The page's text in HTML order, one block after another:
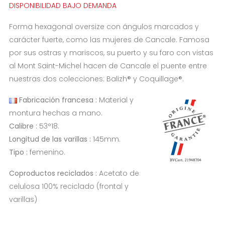
DISPONIBILIDAD BAJO DEMANDA
Forma hexagonal oversize con ángulos marcados y
carácter fuerte, como las mujeres de Cancale. Famosa
por sus ostras y mariscos, su puerto y su faro con vistas
al Mont Saint-Michel hacen de Cancale el puente entre
nuestras dos colecciones: Balizh® y Coquillage®.
Fabricación francesa : Material y
montura hechas a mano.
Calibre : 53°18.
Longitud de las varillas : 145mm.
Tipo : femenino.
Coproductos reciclados : Acetato de
celulosa 100% reciclado (frontal y
varillas)